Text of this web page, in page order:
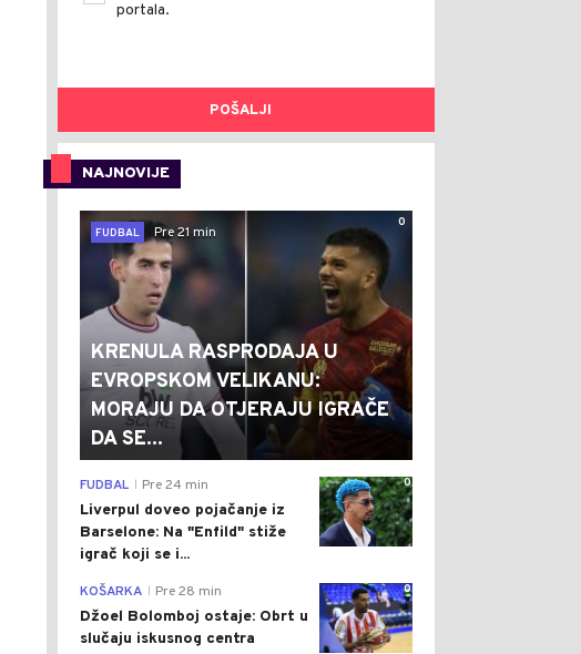
portala.
POŠALJI
NAJNOVIJE
0
FUDBAL
Pre 21 min
KRENULA RASPRODAJA U
EVROPSKOM VELIKANU:
MORAJU DA OTJERAJU IGRAČE
DA SE...
0
FUDBAL Pre 24 min
Liverpul doveo pojačanje iz
Barselone: Na "Enfild" stiže
igrač koji se i...
0
KOŠARKA Pre 28 min
Džoel Bolomboj ostaje: Obrt u
slučaju iskusnog centra